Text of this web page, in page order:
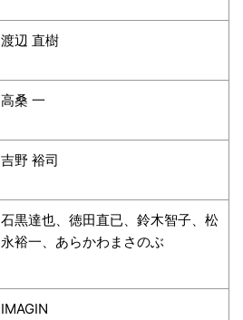
渡辺 直樹
高桑 一
吉野 裕司
石黒達也、徳田直已、鈴木智子、松
永裕一、あらかわまさのぶ
IMAGIN